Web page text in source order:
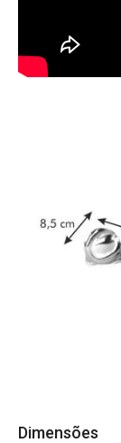
Dimensões